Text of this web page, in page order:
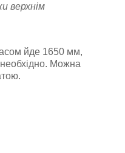
верхнім
йде 1650 мм,
необхідно. Можна